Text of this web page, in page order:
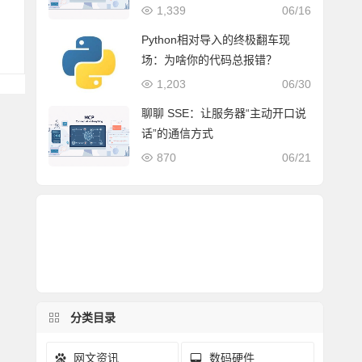
06/16
1,339
Python相对导入的终极翻车现
场：为啥你的代码总报错？
06/30
1,203
聊聊 SSE：让服务器“主动开口说
话”的通信方式
06/21
870
分类目录
网文资讯 数码硬件